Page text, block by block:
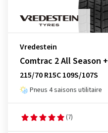
Vredestein
Comtrac 2 All Season +
215/70 R15C 109S/107S
Pneus 4 saisons utilitaire
(7)